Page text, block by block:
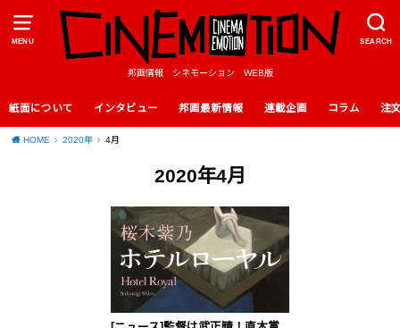
MENU SEARCH
邦画情報 シネモーション WEB版
紙面について インタビュー 邦画最新情報 連載企画 コラム 注
HOME 2020年 4月
2020年4月